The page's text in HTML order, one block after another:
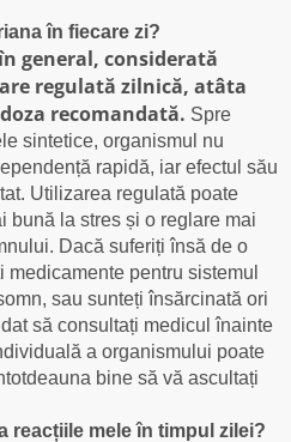
în fiecare zi?
general, considerată
regulată zilnică, atâta
recomandată. Spre
sintetice, organismul nu
rapidă, iar efectul său
Utilizarea regulată poate
bună la stres și o reglare mai
Dacă suferiți însă de o
pentru sistemul
sau sunteți însărcinată ori
să consultați medicul înainte
a organismului poate
bine să vă ascultați
reacțiile mele în timpul zilei?